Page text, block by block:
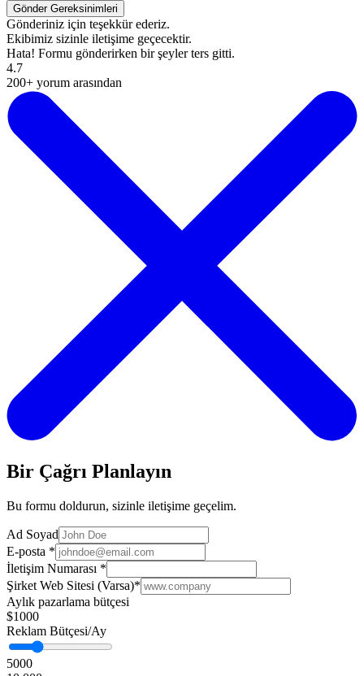
Gönderiniz için teşekkür ederiz.
Ekibimiz sizinle iletişime geçecektir.
Hata! Formu gönderirken bir şeyler ters gitti.
4.7
200+ yorum arasından
Bir Çağrı Planlayın
Bu formu doldurun, sizinle iletişime geçelim.
Ad Soyad
E-posta *
İletişim Numarası *
Şirket Web Sitesi (Varsa)*
Aylık pazarlama bütçesi
$1000
Reklam Bütçesi/Ay
5000